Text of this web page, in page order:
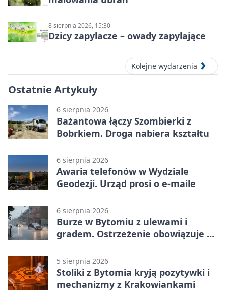
8 sierpnia 2026, 15:30
Dzicy zapylacze – owady zapylające
Kolejne wydarzenia
Ostatnie Artykuły
6 sierpnia 2026
Bażantowa łączy Szombierki z
Bobrkiem. Droga nabiera kształtu
6 sierpnia 2026
Awaria telefonów w Wydziale
Geodezji. Urząd prosi o e-maile
6 sierpnia 2026
Burze w Bytomiu z ulewami i
gradem. Ostrzeżenie obowiązuje do
5 sierpnia 2026
Stoliki z Bytomia kryją pozytywki i
mechanizmy z Krakowiankami